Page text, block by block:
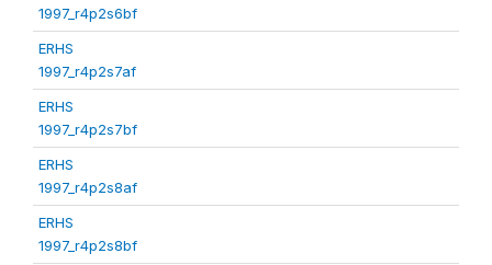
1997_r4p2s6bf
ERHS
1997_r4p2s7af
ERHS
1997_r4p2s7bf
ERHS
1997_r4p2s8af
ERHS
1997_r4p2s8bf